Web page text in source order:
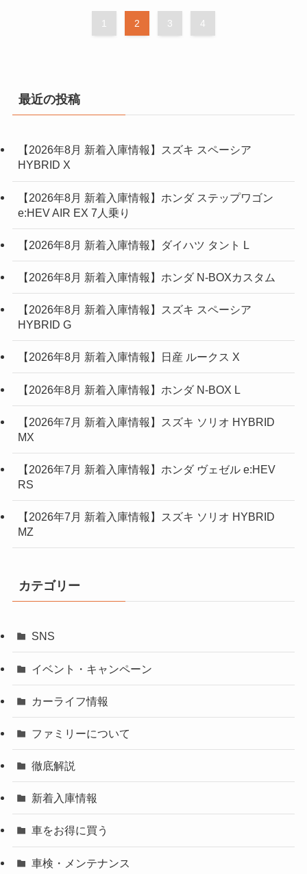
1 2 3 4
最近の投稿
【2026年8月 新着入庫情報】スズキ スペーシア
HYBRID X
【2026年8月 新着入庫情報】ホンダ ステップワゴン
e:HEV AIR EX 7人乗り
【2026年8月 新着入庫情報】ダイハツ タント L
【2026年8月 新着入庫情報】ホンダ N-BOXカスタム
【2026年8月 新着入庫情報】スズキ スペーシア
HYBRID G
【2026年8月 新着入庫情報】日産 ルークス X
【2026年8月 新着入庫情報】ホンダ N-BOX L
【2026年7月 新着入庫情報】スズキ ソリオ HYBRID
MX
【2026年7月 新着入庫情報】ホンダ ヴェゼル e:HEV
RS
【2026年7月 新着入庫情報】スズキ ソリオ HYBRID
MZ
カテゴリー
SNS
イベント・キャンペーン
カーライフ情報
ファミリーについて
徹底解説
新着入庫情報
車をお得に買う
車検・メンテナンス